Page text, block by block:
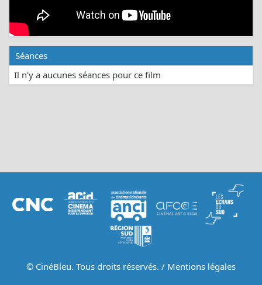
Séances
Il n'y a aucunes séances pour ce film
© CinéBleu. Tous droits réservés. / Mentions légales